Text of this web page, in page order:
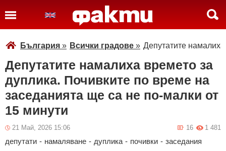
България » Всички градове » Депутатите
Депутатите намалиха времето за
дуплика. Почивките по време на
заседанията ще са не по-малки от
15 минути
21 Май, 2026 15:06 1 481
16
депутати - намаляване - дуплика - почивки - заседания